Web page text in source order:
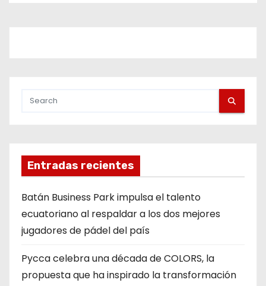
Entradas recientes
Batán Business Park impulsa el talento
ecuatoriano al respaldar a los dos mejores
jugadores de pádel del país
Pycca celebra una década de COLORS, la
propuesta que ha inspirado la transformación